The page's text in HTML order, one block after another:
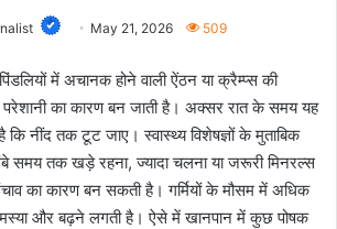
May 21, 2026 509
पिंडलियों में अचानक होने वाली ऐंठन या क्रैम्प्स की
का कारण बन जाती है। अक्सर रात के समय यह
कि नींद तक टूट जाए। स्वास्थ्य विशेषज्ञों के मुताबिक
समय तक खड़े रहना, ज्यादा चलना या जरूरी मिनरल्स
का कारण बन सकती है। गर्मियों के मौसम में अधिक
और बढ़ने लगती है। ऐसे में खानपान में कुछ पोषक